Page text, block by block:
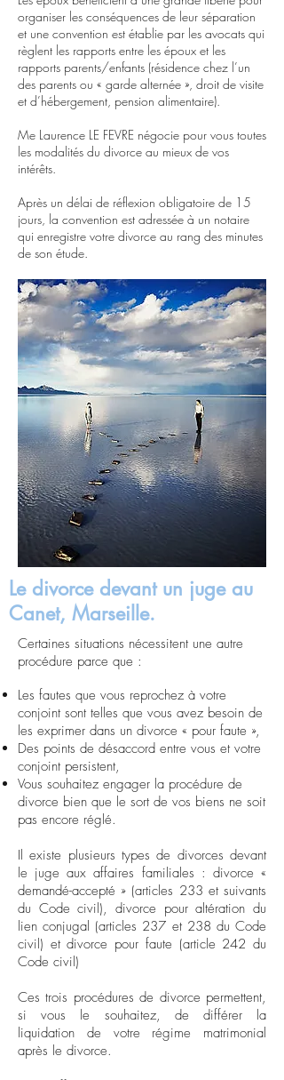
organiser les conséquences de leur séparation
et une convention est établie par les avocats qui
règlent les rapports entre les époux et les
rapports parents/enfants (résidence chez l’un
des parents ou « garde alternée », droit de visite
et d’hébergement, pension alimentaire).
Me Laurence LE FEVRE négocie pour vous toutes
les modalités du divorce au mieux de vos
intérêts.
Après un délai de réflexion obligatoire de 15
jours, la convention est adressée à un notaire
qui enregistre votre divorce au rang des minutes
de son étude.
Le divorce devant un juge au
Canet, Marseille.
Certaines situations nécessitent une autre
procédure parce que :
Les fautes que vous reprochez à votre
conjoint sont telles que vous avez besoin de
les exprimer dans un divorce « pour faute »,
Des points de désaccord entre vous et votre
conjoint persistent,
Vous souhaitez engager la procédure de
divorce bien que le sort de vos biens ne soit
pas encore réglé.
Il existe plusieurs types de divorces devant
le juge aux affaires familiales : divorce «
demandé-accepté » (articles 233 et suivants
du Code civil), divorce pour altération du
lien conjugal (articles 237 et 238 du Code
civil) et divorce pour faute (article 242 du
Code civil)
Ces trois procédures de divorce permettent,
si vous le souhaitez, de différer la
liquidation de votre régime matrimonial
après le divorce.